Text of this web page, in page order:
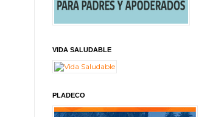
VIDA SALUDABLE
PLADECO